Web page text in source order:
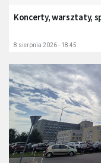
Koncerty, warsztaty,
8 sierpnia 2026 - 18:45